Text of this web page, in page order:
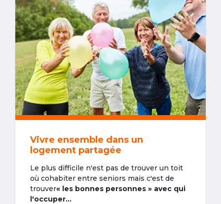
Vivre ensemble dans un
logement partagée
Le plus difficile n'est pas de trouver un toit
où cohabiter entre seniors mais c'est de
trouver« les bonnes personnes » avec qui
l'occuper...